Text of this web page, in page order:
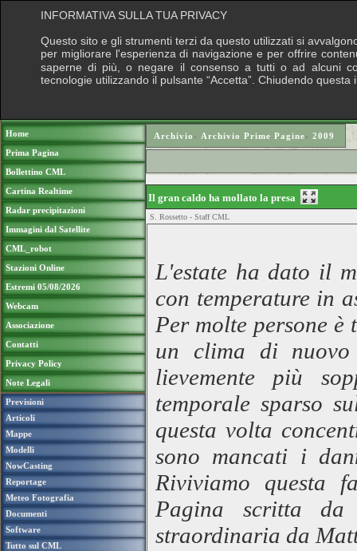
Home
Prima Pagina
Bollettino CML
Cartina Realtime
Radar precipitazioni
Immagini dal Satellite
CML_robot
Stazioni Online
Estremi 05/08/2026
Webcam
Associazione
Contatti
Privacy Policy
Note Legali
Previsioni
Articoli
Mappe
Modelli
NowCasting
Reportage
Meteo Fotografia
Documenti
Software
Tutto sul CML
Archivio › Archivio Prime Pagine› 2009
Il gran caldo ha mollato la presa
S. Rossetto - Staff CML
L'estate ha dato il
con temperature in
Per molte persone
un clima di nuovo
lievemente più
temporale sparso
questa volta
sono mancati i
Riviviamo questa
Pagina scritta da
straordinaria da
INFORMATIVA SULLA TUA PRIVACY
Questo sito e gli strumenti terzi da questo utilizzati si
per migliorare l'esperienza di navigazione e per offrire
saperne di più, o negare il consenso a tutti o ad alcuni
tecnologie utilizzando il pulsante “Accetta”. Chiudendo